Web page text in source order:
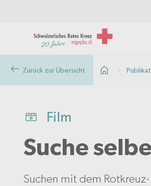
Zurück zur Übersicht
Film
Suche
Suchen mit dem